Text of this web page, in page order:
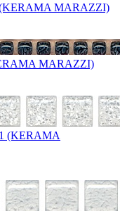
(KERAMA MARAZZI)
MARAZZI)
(KERAMA